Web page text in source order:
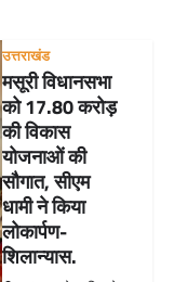
उत्तराखंड
मसूरी विधानसभा
को 17.80 करोड़
की विकास
योजनाओं की
सौगात, सीएम
धामी ने किया
लोकार्पण-
शिलान्यास.